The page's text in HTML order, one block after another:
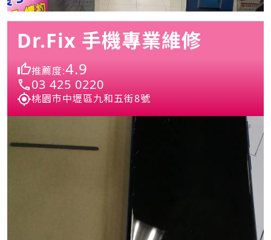
Dr.Fix 手機專業維修
推薦度:4.9
03 425 0220
桃園市中壢區九和五街8號